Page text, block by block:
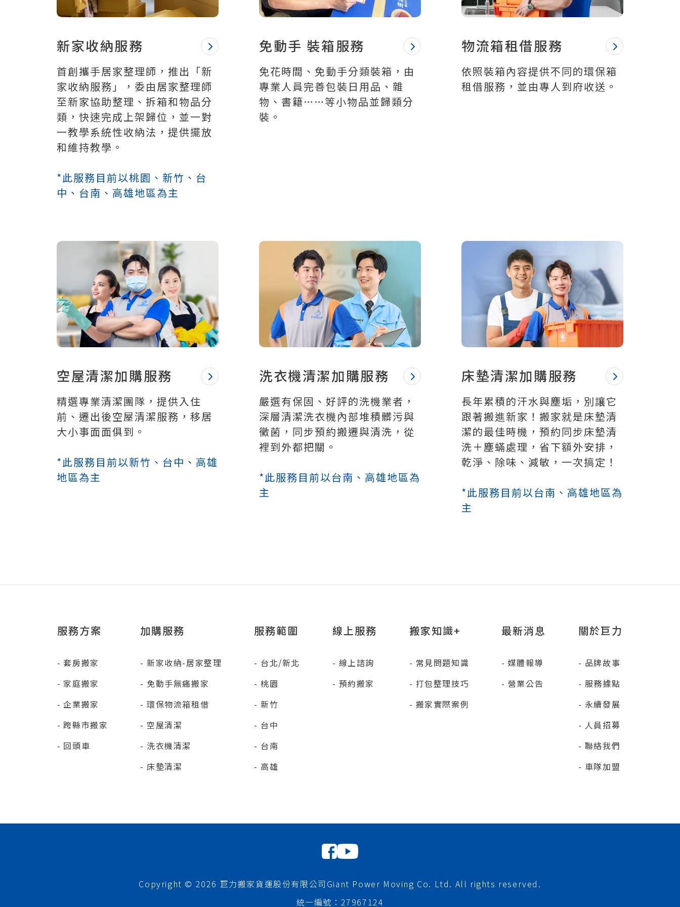
新家收納服務
首創攜手居家整理師，推出「新
家收納服務」，委由居家整理師
至新家協助整理、拆箱和物品分
類，快速完成上架歸位，並一對
一教學系統性收納法，提供擺放
和維持教學。
*此服務目前以桃園、新竹、台
中、台南、高雄地區為主
免動手 裝箱服務
免花時間、免動手分類裝箱，由
專業人員完善包裝日用品、雜
物、書籍……等小物品並歸類分
裝。
物流箱租借服務
依照裝箱內容提供不同的環保箱
租借服務，並由專人到府收送。
空屋清潔加購服務
精選專業清潔團隊，提供入住
前、遷出後空屋清潔服務，移居
大小事面面俱到。
*此服務目前以新竹、台中、高雄
地區為主
洗衣機清潔加購服務
嚴選有保固、好評的洗機業者，
深層清潔洗衣機內部堆積髒污與
黴菌，同步預約搬遷與清洗，從
裡到外都把關。
*此服務目前以台南、高雄地區為
主
床墊清潔加購服務
長年累積的汗水與塵垢，別讓它
跟著搬進新家！搬家就是床墊清
潔的最佳時機，預約同步床墊清
洗＋塵蟎處理，省下額外安排，
乾淨、除味、減敏，一次搞定！
*此服務目前以台南、高雄地區為
主
服務方案
套房搬家
家庭搬家
企業搬家
跨縣市搬家
回頭車
加購服務
新家收納-居家整理
免動手無痛搬家
環保物流箱租借
空屋清潔
洗衣機清潔
床墊清潔
服務範圍
台北/新北
桃園
新竹
台中
台南
高雄
線上服務
線上諮詢
預約搬家
搬家知識+
常見問題知識
打包整理技巧
搬家實際案例
最新消息
媒體報導
營業公告
關於巨力
品牌故事
服務據點
永續發展
人員招募
聯絡我們
車隊加盟
Copyright © 2026 巨力搬家貨運股份有限公司 Giant Power Moving Co. Ltd. All rights reserved.
統一編號：27967124